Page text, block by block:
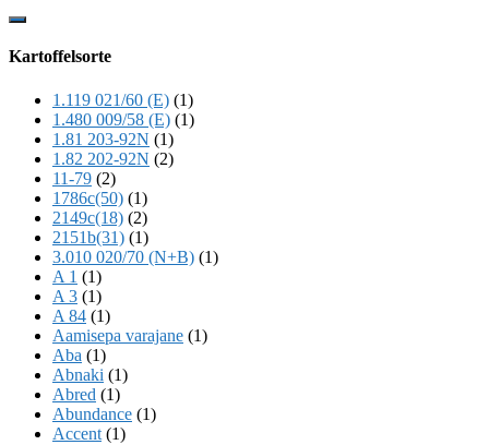
Show
Content
Kartoffelsorte
1.119 021/60 (E) (1)
1.480 009/58 (E) (1)
1.81 203-92N (1)
1.82 202-92N (2)
11-79 (2)
1786c(50) (1)
2149c(18) (2)
2151b(31) (1)
3.010 020/70 (N+B) (1)
A 1 (1)
A 3 (1)
A 84 (1)
Aamisepa varajane (1)
Aba (1)
Abnaki (1)
Abred (1)
Abundance (1)
Accent (1)